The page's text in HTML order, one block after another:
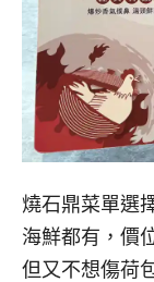
燒石鼎菜單選
海鮮都有，價
但又不想傷荷